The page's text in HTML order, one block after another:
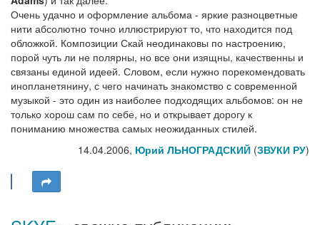
Очень удачно и оформление альбома - яркие разноцветные
нити абсолютно точно иллюстрируют то, что находится под
обложкой. Композиции Скай неодинаковы по настроению,
порой чуть ли не полярны, но все они изящны, качественны и
связаны единой идеей. Словом, если нужно порекомендовать
инопланетянину, с чего начинать знакомство с современной
музыкой - это один из наиболее подходящих альбомов: он не
только хорош сам по себе, но и открывает дорогу к
пониманию множества самых неожиданных стилей.
14.04.2006, Юрий ЛЬНОГРАДСКИЙ (ЗВУКИ РУ)